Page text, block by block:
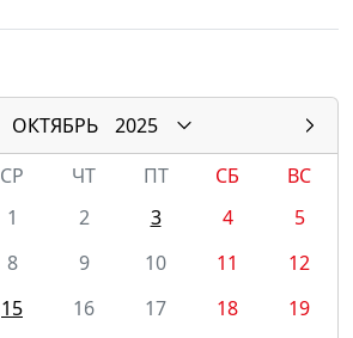
ОКТЯБРЬ
2025
СР ЧТ ПТ СБ
ВС
1
2 3 4
5
8 9 10 11
12
15 16 17 18
19